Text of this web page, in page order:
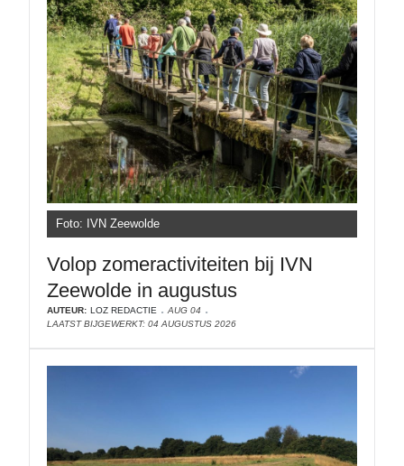
Foto: IVN Zeewolde
Volop zomeractiviteiten bij IVN
Zeewolde in augustus
AUTEUR: LOZ REDACTIE
AUG 04
LAATST BIJGEWERKT: 04 AUGUSTUS 2026